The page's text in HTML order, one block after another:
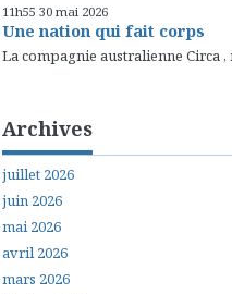
11h55 30 mai 2026
Une nation qui fait corps
La compagnie australienne Circa ,
Archives
juillet 2026
juin 2026
mai 2026
avril 2026
mars 2026